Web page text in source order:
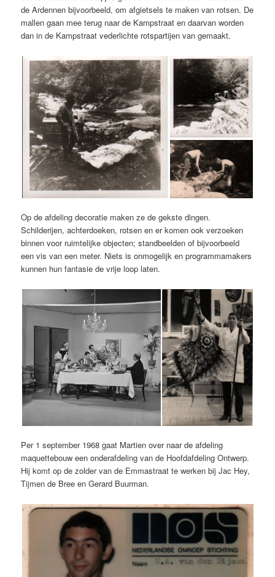
de Ardennen bijvoorbeeld, om afgietsels te maken van rotsen. De
mallen gaan mee terug naar de Kampstraat en daarvan worden
dan in de Kampstraat vederlichte rotspartijen van gemaakt.
Op de afdeling decoratie maken ze de gekste dingen.
Schilderijen, achterdoeken, rotsen en er komen ook verzoeken
binnen voor ruimtelijke objecten; standbeelden of bijvoorbeeld
een vis van een meter. Niets is onmogelijk en programmamakers
kunnen hun fantasie de vrije loop laten.
Per 1 september 1968 gaat Martien over naar de afdeling
maquettebouw een onderafdeling van de Hoofdafdeling Ontwerp.
Hij komt op de zolder van de Emmastraat te werken bij Jac Hey,
Tijmen de Bree en Gerard Buurman.